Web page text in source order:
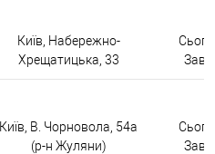
Київ, Набережно-
Хрещатицька, 33
Київ, В. Чорновола, 54а
(р-н Жуляни)